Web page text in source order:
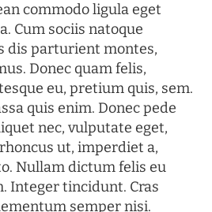
commodo ligula eget
Cum sociis natoque
dis parturient montes,
Donec quam felis,
eu, pretium quis, sem.
quis enim. Donec pede
nec, vulputate eget,
ut, imperdiet a,
Nullam dictum felis eu
Integer tincidunt. Cras
semper nisi.